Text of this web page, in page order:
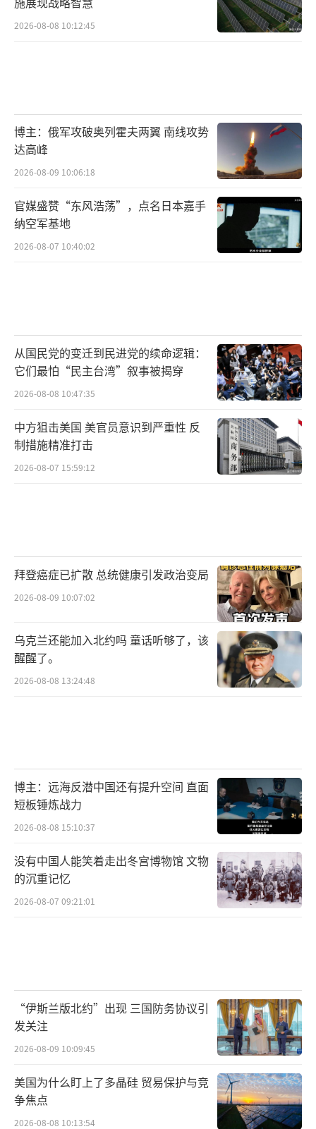
2026-08-08 10:12:45
博主：俄军攻破奥列霍夫两翼 南线攻势
达高峰
2026-08-09 10:06:18
官媒盛赞“东风浩荡”，点名日本嘉手
纳空军基地
2026-08-07 10:40:02
从国民党的变迁到民进党的续命逻辑：
它们最怕“民主台湾”叙事被揭穿
2026-08-08 10:47:35
中方狙击美国 美官员意识到严重性 反
制措施精准打击
2026-08-07 15:59:12
拜登癌症已扩散 总统健康引发政治变局
2026-08-09 10:07:02
乌克兰还能加入北约吗 童话听够了，该
醒醒了。
2026-08-08 13:24:48
博主：远海反潜中国还有提升空间 直面
短板锤炼战力
2026-08-08 15:10:37
没有中国人能笑着走出冬宫博物馆 文物
的沉重记忆
2026-08-07 09:21:01
“伊斯兰版北约”出现 三国防务协议引
发关注
2026-08-09 10:09:45
美国为什么盯上了多晶硅 贸易保护与竞
争焦点
2026-08-08 10:13:54